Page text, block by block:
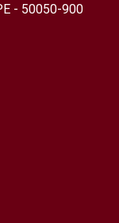
- 50050-900